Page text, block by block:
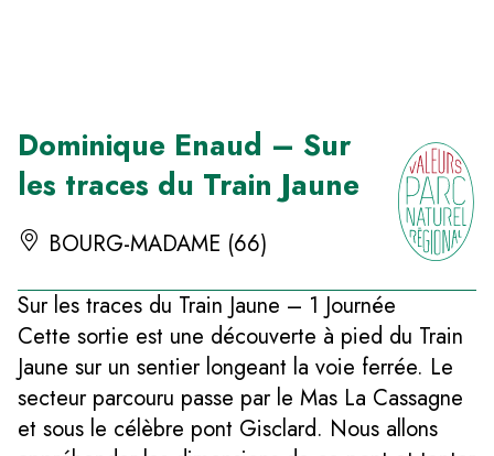
Dominique Enaud – Sur
les traces du Train Jaune
BOURG-MADAME (66)
Sur les traces du Train Jaune – 1 Journée
Cette sortie est une découverte à pied du Train
Jaune sur un sentier longeant la voie ferrée. Le
secteur parcouru passe par le Mas La Cassagne
et sous le célèbre pont Gisclard. Nous allons